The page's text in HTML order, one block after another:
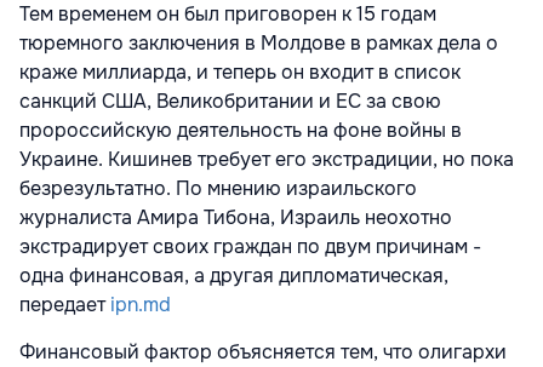
Тем временем он был приговорен к 15 годам
тюремного заключения в Молдове в рамках дела о
краже миллиарда, и теперь он входит в список
санкций США, Великобритании и ЕС за свою
пророссийскую деятельность на фоне войны в
Украине. Кишинев требует его экстрадиции, но пока
безрезультатно. По мнению израильского
журналиста Амира Тибона, Израиль неохотно
экстрадирует своих граждан по двум причинам -
одна финансовая, а другая дипломатическая,
передаетipn.md
Финансовый фактор объясняется тем, что олигархи